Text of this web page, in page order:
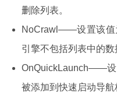
删除列表。
NoCrawl——设置该值
引擎不包括列表中的数
OnQuickLaunch——设
被添加到快速启动导航